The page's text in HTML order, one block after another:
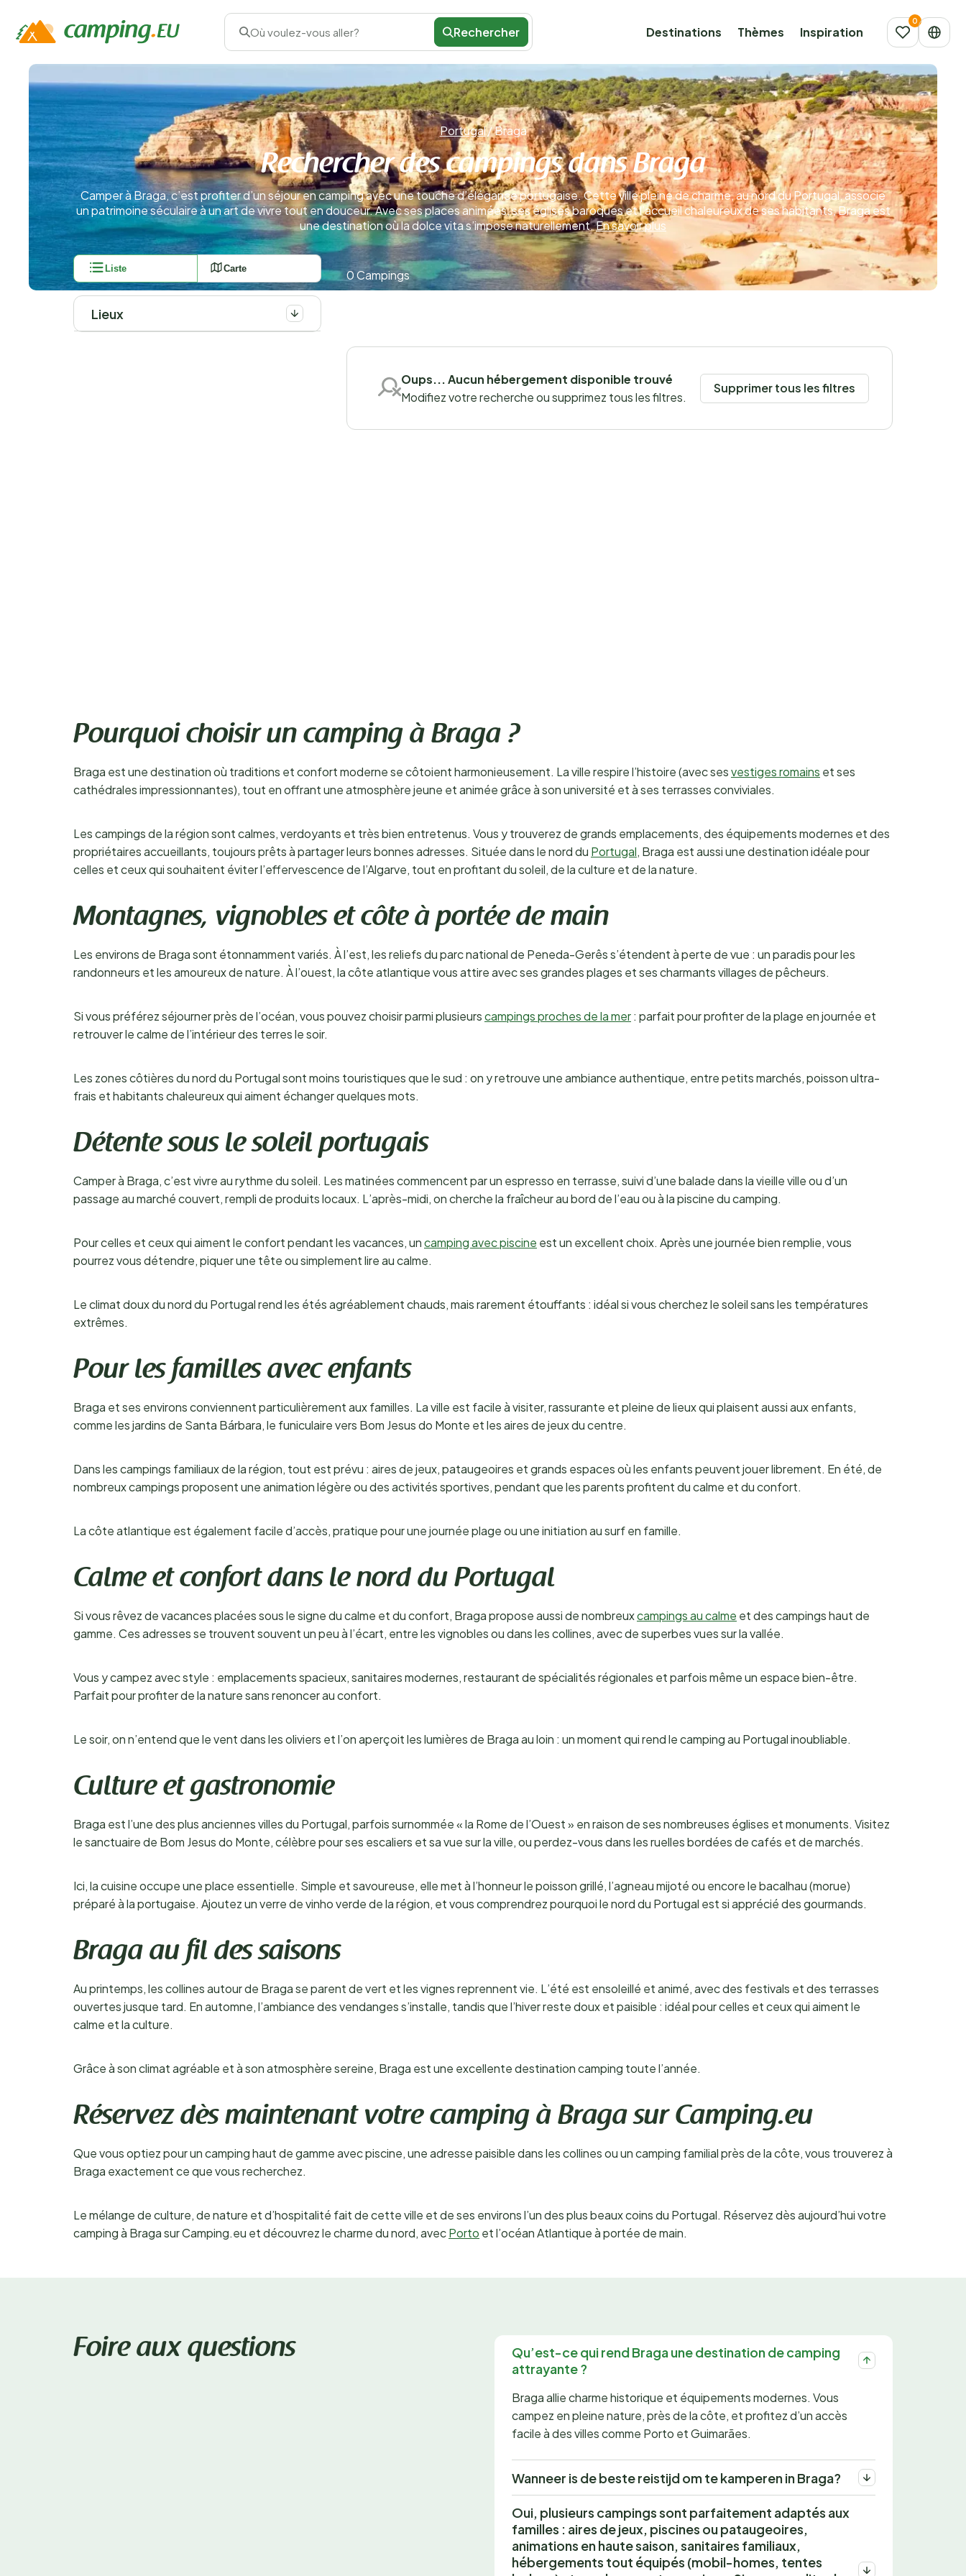
Où voulez-vous aller? Rechercher Destinations Thèmes Inspiration
Portugal/Braga
Rechercher des campings dans Braga
Camper à Braga, c’est profiter d’un séjour en camping avec une touche d’élégance portugaise. Cette ville pleine de charme, au nord du Portugal, associe
un patrimoine séculaire à un art de vivre tout en douceur. Avec ses places animées, ses églises baroques et l’accueil chaleureux de ses habitants, Braga est
une destination où la dolce vita s’impose naturellement.En savoir plus
Liste Carte
Lieux
0 Campings
Oups... Aucun hébergement disponible trouvé
Modifiez votre recherche ou supprimez tous les filtres.
Supprimer tous les filtres
Pourquoi choisir un camping à Braga ?
Braga est une destination où traditions et confort moderne se côtoient harmonieusement. La ville respire l’histoire (avec sesvestiges romains et ses
cathédrales impressionnantes), tout en offrant une atmosphère jeune et animée grâce à son université et à ses terrasses conviviales.
Les campings de la région sont calmes, verdoyants et très bien entretenus. Vous y trouverez de grands emplacements, des équipements modernes et des
propriétaires accueillants, toujours prêts à partager leurs bonnes adresses. Située dans le nord du Portugal, Braga est aussi une destination idéale pour
celles et ceux qui souhaitent éviter l’effervescence de l’Algarve, tout en profitant du soleil, de la culture et de la nature.
Montagnes, vignobles et côte à portée de main
Les environs de Braga sont étonnamment variés. À l’est, les reliefs du parc national de Peneda-Gerês s’étendent à perte de vue : un paradis pour les
randonneurs et les amoureux de nature. À l’ouest, la côte atlantique vous attire avec ses grandes plages et ses charmants villages de pêcheurs.
Si vous préférez séjourner près de l’océan, vous pouvez choisir parmi plusieurscampings proches de la mer: parfait pour profiter de la plage en journée et
retrouver le calme de l’intérieur des terres le soir.
Les zones côtières du nord du Portugal sont moins touristiques que le sud : on y retrouve une ambiance authentique, entre petits marchés, poisson ultra-
frais et habitants chaleureux qui aiment échanger quelques mots.
Détente sous le soleil portugais
Camper à Braga, c’est vivre au rythme du soleil. Les matinées commencent par un espresso en terrasse, suivi d’une balade dans la vieille ville ou d’un
passage au marché couvert, rempli de produits locaux. L’après-midi, on cherche la fraîcheur au bord de l’eau ou à la piscine du camping.
Pour celles et ceux qui aiment le confort pendant les vacances, uncamping avec piscine est un excellent choix. Après une journée bien remplie, vous
pourrez vous détendre, piquer une tête ou simplement lire au calme.
Le climat doux du nord du Portugal rend les étés agréablement chauds, mais rarement étouffants : idéal si vous cherchez le soleil sans les températures
extrêmes.
Pour les familles avec enfants
Braga et ses environs conviennent particulièrement aux familles. La ville est facile à visiter, rassurante et pleine de lieux qui plaisent aussi aux enfants,
comme les jardins de Santa Bárbara, le funiculaire vers Bom Jesus do Monte et les aires de jeux du centre.
Dans les campings familiaux de la région, tout est prévu : aires de jeux, pataugeoires et grands espaces où les enfants peuvent jouer librement. En été, de
nombreux campings proposent une animation légère ou des activités sportives, pendant que les parents profitent du calme et du confort.
La côte atlantique est également facile d’accès, pratique pour une journée plage ou une initiation au surf en famille.
Calme et confort dans le nord du Portugal
Si vous rêvez de vacances placées sous le signe du calme et du confort, Braga propose aussi de nombreuxcampings au calme et des campings haut de
gamme. Ces adresses se trouvent souvent un peu à l’écart, entre les vignobles ou dans les collines, avec de superbes vues sur la vallée.
Vous y campez avec style : emplacements spacieux, sanitaires modernes, restaurant de spécialités régionales et parfois même un espace bien-être.
Parfait pour profiter de la nature sans renoncer au confort.
Le soir, on n’entend que le vent dans les oliviers et l’on aperçoit les lumières de Braga au loin : un moment qui rend le camping au Portugal inoubliable.
Culture et gastronomie
Braga est l’une des plus anciennes villes du Portugal, parfois surnommée « la Rome de l’Ouest » en raison de ses nombreuses églises et monuments. Visitez
le sanctuaire de Bom Jesus do Monte, célèbre pour ses escaliers et sa vue sur la ville, ou perdez-vous dans les ruelles bordées de cafés et de marchés.
Ici, la cuisine occupe une place essentielle. Simple et savoureuse, elle met à l’honneur le poisson grillé, l’agneau mijoté ou encore le bacalhau (morue)
préparé à la portugaise. Ajoutez un verre de vinho verde de la région, et vous comprendrez pourquoi le nord du Portugal est si apprécié des gourmands.
Braga au fil des saisons
Au printemps, les collines autour de Braga se parent de vert et les vignes reprennent vie. L’été est ensoleillé et animé, avec des festivals et des terrasses
ouvertes jusque tard. En automne, l’ambiance des vendanges s’installe, tandis que l’hiver reste doux et paisible : idéal pour celles et ceux qui aiment le
calme et la culture.
Grâce à son climat agréable et à son atmosphère sereine, Braga est une excellente destination camping toute l’année.
Réservez dès maintenant votre camping à Braga sur Camping.eu
Que vous optiez pour un camping haut de gamme avec piscine, une adresse paisible dans les collines ou un camping familial près de la côte, vous trouverez à
Braga exactement ce que vous recherchez.
Le mélange de culture, de nature et d’hospitalité fait de cette ville et de ses environs l’un des plus beaux coins du Portugal. Réservez dès aujourd’hui votre
camping à Braga sur Camping.eu et découvrez le charme du nord, avecPorto et l’océan Atlantique à portée de main.
Foire aux questions
Qu’est-ce qui rend Braga une destination de camping
attrayante ?
Braga allie charme historique et équipements modernes. Vous
campez en pleine nature, près de la côte, et profitez d’un accès
facile à des villes comme Porto et Guimarães.
Wanneer is de beste reistijd om te kamperen in Braga?
Oui, plusieurs campings sont parfaitement adaptés aux
familles : aires de jeux, piscines ou pataugeoires,
animations en haute saison, sanitaires familiaux,
hébergements tout équipés (mobil-homes, tentes